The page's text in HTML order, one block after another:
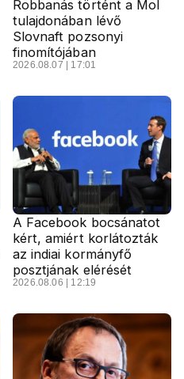
Robbanás történt a Mol
tulajdonában lévő
Slovnaft pozsonyi
finomítójában
2026.08.07 | 17:01
A Facebook bocsánatot
kért, amiért korlátozták
az indiai kormányfő
posztjának elérését
2026.08.06 | 12:19